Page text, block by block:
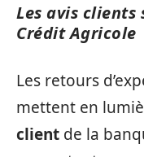
Les avis clients
Crédit Agricole
Les retours
mettent en
client de la